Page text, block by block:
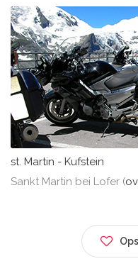
st. Martin - Kufstein
Sankt Martin bei Lofer (